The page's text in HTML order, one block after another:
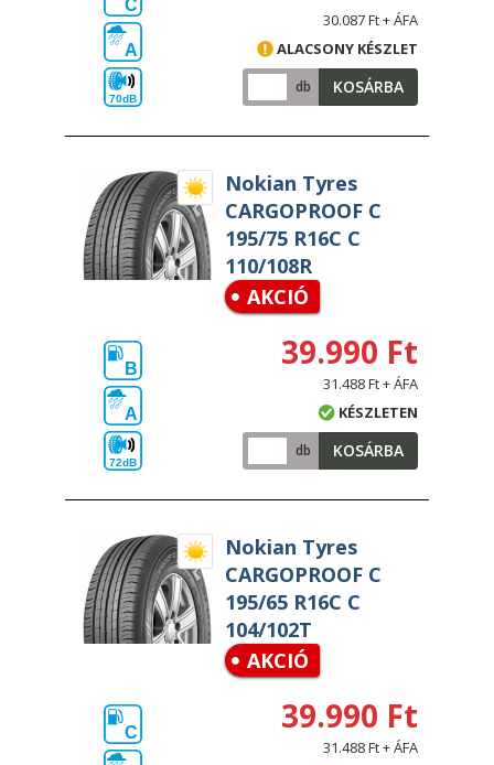
C
A
70dB
30.087 Ft + ÁFA
ALACSONY KÉSZLET
db KOSÁRBA
Nokian Tyres
CARGOPROOF C
195/75 R16C C
110/108R
AKCIÓ
B
A
72dB
39.990 Ft
31.488 Ft + ÁFA
KÉSZLETEN
db KOSÁRBA
Nokian Tyres
CARGOPROOF C
195/65 R16C C
104/102T
AKCIÓ
C 39.990 Ft
31.488 Ft + ÁFA